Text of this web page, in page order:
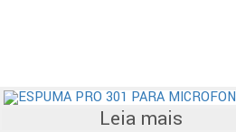
Leia mais